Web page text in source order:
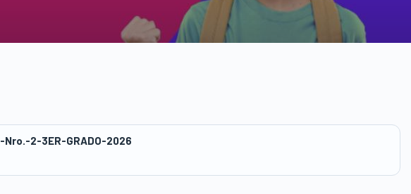
Nro.-2-3ER-GRADO-2026